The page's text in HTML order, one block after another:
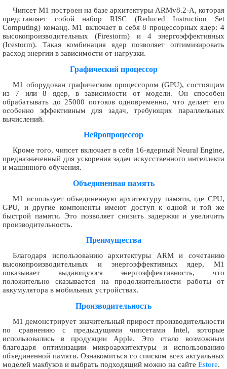
Чипсет M1 построен на базе архитектуры ARMv8.2-A, которая
представляет собой набор RISC (Reduced Instruction Set
Computing) команд. M1 включает в себя 8 процессорных ядер: 4
высокопроизводительных (Firestorm) и 4 энергоэффективных
(Icestorm). Такая комбинация ядер позволяет оптимизировать
расход энергии в зависимости от нагрузки.
Графический процессор
M1 оборудован графическим процессором (GPU), состоящим
из 7 или 8 ядер, в зависимости от модели. Он способен
обрабатывать до 25000 потоков одновременно, что делает его
особенно эффективным для задач, требующих параллельных
вычислений.
Нейропроцессор
Кроме того, чипсет включает в себя 16-ядерный Neural Engine,
предназначенный для ускорения задач искусственного интеллекта
и машинного обучения.
Объединенная память
M1 использует объединенную архитектуру памяти, где CPU,
GPU, и другие компоненты имеют доступ к одной и той же
быстрой памяти. Это позволяет снизить задержки и увеличить
производительность.
Преимущества
Благодаря использованию архитектуры ARM и сочетанию
высокопроизводительных и энергоэффективных ядер, M1
показывает выдающуюся энергоэффективность, что
положительно сказывается на продолжительности работы от
аккумулятора в мобильных устройствах.
Производительность
M1 демонстрирует значительный прирост производительности
по сравнению с предыдущими чипсетами Intel, которые
использовались в продукции Apple. Это стало возможным
благодаря оптимизации микроархитектуры и использованию
объединенной памяти. Ознакомиться со списком всех актуальных
моделей макбуков и выбрать подходящий можно на сайте Estore.